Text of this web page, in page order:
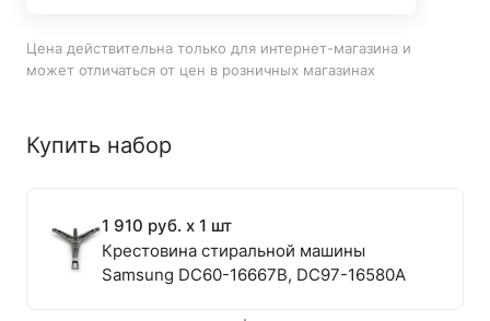
Цена действительна только для интернет-магазина и
может отличаться от цен в розничных магазинах
Купить набор
1 910 руб. x 1 шт
Крестовина стиральной машины
Samsung DC60-16667B, DC97-16580A